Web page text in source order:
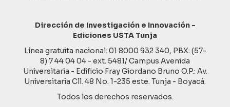
Dirección de Investigación e Innovación -
Ediciones USTA Tunja
Línea gratuita nacional: 01 8000 932 340, PBX: (57-
8) 7 44 04 04 - ext. 5481/ Campus Avenida
Universitaria - Edificio Fray Giordano Bruno O.P.: Av.
Universitaria Cll. 48 No. 1-235 este. Tunja - Boyacá.
Todos los derechos reservados.